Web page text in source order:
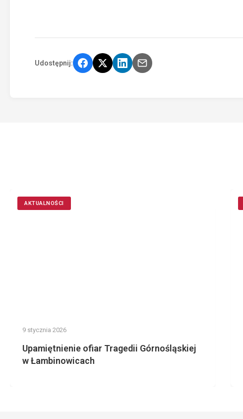
Udostępnij:
AKTUALNOŚCI
9 stycznia 2026
Upamiętnienie ofiar Tragedii Górnośląskiej
w Łambinowicach